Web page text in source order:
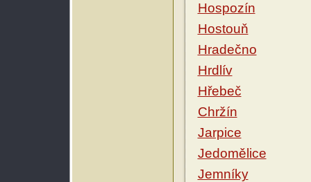
Hospozín
Hostouň
Hradečno
Hrdlív
Hřebeč
Chržín
Jarpice
Jedomělice
Jemníky